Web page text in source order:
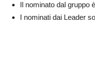
Il nominato dal gruppo è
I nominati dai Leader